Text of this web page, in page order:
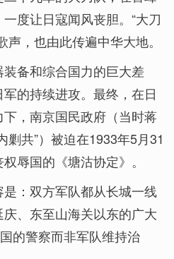
度让日寇闻风丧胆。“大刀
，也由此传遍中华大地。
备和综合国力的巨大差
的持续进攻。最终，在日
，南京国民政府（当时蒋
剿共”）被迫在1933年5月31
辱国的《塘沽协定》。
：双方军队都从长城一线
、东至山海关以东的广大
的警察而非军队维持治